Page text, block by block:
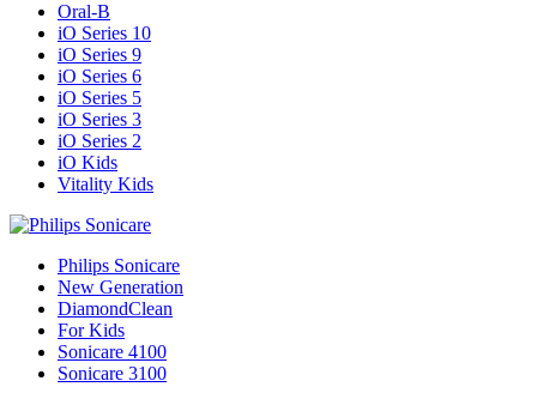
Oral-B
iO Series 10
iO Series 9
iO Series 6
iO Series 5
iO Series 3
iO Series 2
iO Kids
Vitality Kids
Philips Sonicare
New Generation
DiamondClean
For Kids
Sonicare 4100
Sonicare 3100